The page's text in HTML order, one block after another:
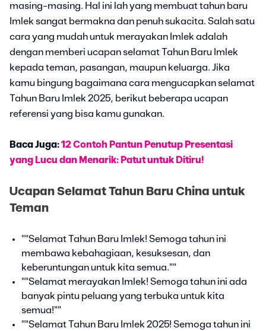
masing-masing. Hal ini lah yang membuat tahun baru
Imlek sangat bermakna dan penuh sukacita. Salah satu
cara yang mudah untuk merayakan Imlek adalah
dengan memberi ucapan selamat Tahun Baru Imlek
kepada teman, pasangan, maupun keluarga. Jika
kamu bingung bagaimana cara mengucapkan selamat
Tahun Baru Imlek 2025, berikut beberapa ucapan
referensi yang bisa kamu gunakan.
Baca Juga:12 Contoh Pantun Penutup Presentasi
yang Lucu dan Menarik: Patut untuk Ditiru!
Ucapan Selamat Tahun Baru China untuk
Teman
""Selamat Tahun Baru Imlek! Semoga tahun ini
membawa kebahagiaan, kesuksesan, dan
keberuntungan untuk kita semua.""
""Selamat merayakan Imlek! Semoga tahun ini ada
banyak pintu peluang yang terbuka untuk kita
semua!""
""Selamat Tahun Baru Imlek 2025! Semoga tahun ini